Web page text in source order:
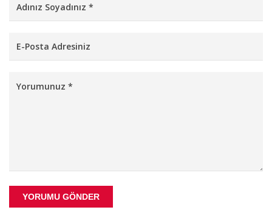
YORUMU GÖNDER